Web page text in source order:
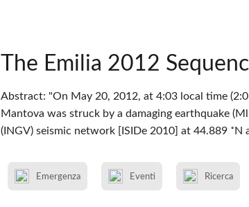
The Emilia 2012
Abstract: "On May 20, 2012, at 4:03 local time
Mantova was struck by a damaging earthquake
(INGV) seismic network [ISIDe 2010] at 44.889 ˚N
Emergenza Eventi Ricerca